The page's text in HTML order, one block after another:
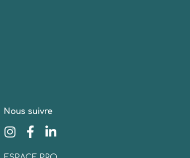
Nous suivre